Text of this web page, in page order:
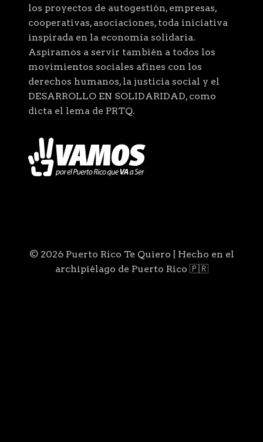
los proyectos de autogestión, empresas,
cooperativas, asociaciones, toda iniciativa
inspirada en la economía solidaria.
Aspiramos a servir también a todos los
movimientos sociales afines con los
derechos humanos, la justicia social y el
DESARROLLO EN SOLIDARIDAD, como
dicta el lema de PRTQ.
© 2026 Puerto Rico Te Quiero | Hecho en el
archipiélago de Puerto Rico 🇵🇷